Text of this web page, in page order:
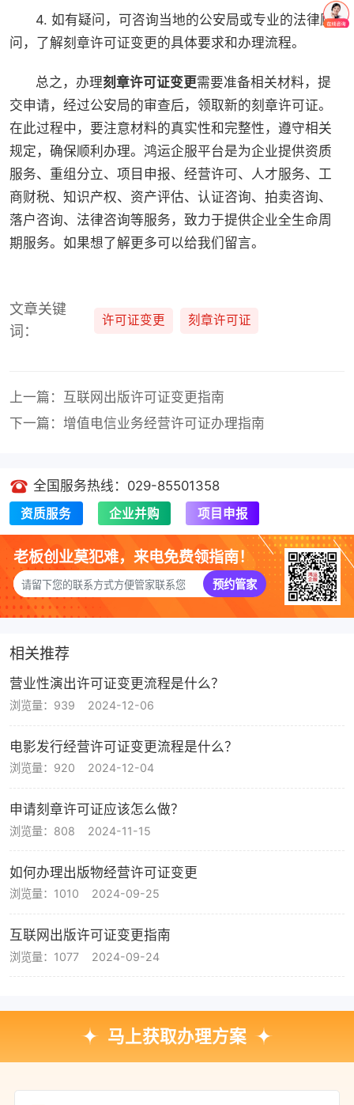
4. 如有疑问，可咨询当地的公安局或专业的法律顾
问，了解刻章许可证变更的具体要求和办理流程。
总之，办理刻章许可证变更需要准备相关材料，提
交申请，经过公安局的审查后，领取新的刻章许可证。
在此过程中，要注意材料的真实性和完整性，遵守相关
规定，确保顺利办理。鸿运企服平台是为企业提供资质
服务、重组分立、项目申报、经营许可、人才服务、工
商财税、知识产权、资产评估、认证咨询、拍卖咨询、
落户咨询、法律咨询等服务，致力于提供企业全生命周
期服务。如果想了解更多可以给我们留言。
文章关键
词：
许可证变更 刻章许可证
上一篇：互联网出版许可证变更指南
下一篇：增值电信业务经营许可证办理指南
全国服务热线：029-85501358
资质服务 企业并购 项目申报
老板创业莫犯难，来电免费领指南！
预约管家
相关推荐
营业性演出许可证变更流程是什么？
浏览量：939 2024-12-06
电影发行经营许可证变更流程是什么？
浏览量：920 2024-12-04
申请刻章许可证应该怎么做？
浏览量：808 2024-11-15
如何办理出版物经营许可证变更
浏览量：1010 2024-09-25
互联网出版许可证变更指南
浏览量：1077 2024-09-24
马上获取办理方案